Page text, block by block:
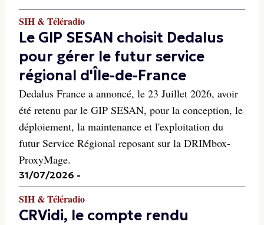
SIH & Téléradio
Le GIP SESAN choisit Dedalus
pour gérer le futur service
régional d'Île-de-France
Dedalus France a annoncé, le 23 Juillet 2026, avoir
été retenu par le GIP SESAN, pour la conception, le
déploiement, la maintenance et l'exploitation du
futur Service Régional reposant sur la DRIMbox-
ProxyMage.
31/07/2026 -
SIH & Téléradio
CRVidi, le compte rendu